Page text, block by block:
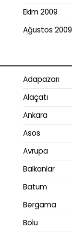
Ekim 2009
Ağustos 2009
Adapazarı
Alaçatı
Ankara
Asos
Avrupa
Balkanlar
Batum
Bergama
Bolu